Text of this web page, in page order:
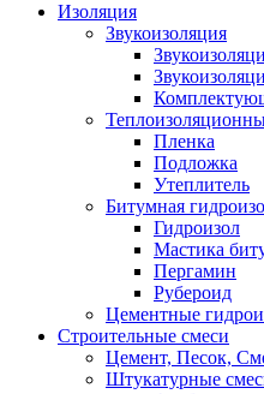
Изоляция
Звукоизоляция
Пленка
Подложка
Утеплитель
Битумная
Гидроизол
Мастика
Пергамин
Рубероид
Цементные
Строительные смеси
Цемент, Песок,
Штукатурные